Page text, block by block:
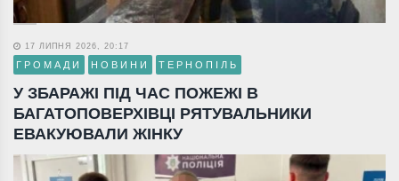
17 ЛИПНЯ 2026, 20:17
ГРОМАДИ НОВИНИ ТЕРНОПІЛЬ
У ЗБАРАЖІ ПІД ЧАС ПОЖЕЖІ В
БАГАТОПОВЕРХІВЦІ РЯТУВАЛЬНИКИ
ЕВАКУЮВАЛИ ЖІНКУ